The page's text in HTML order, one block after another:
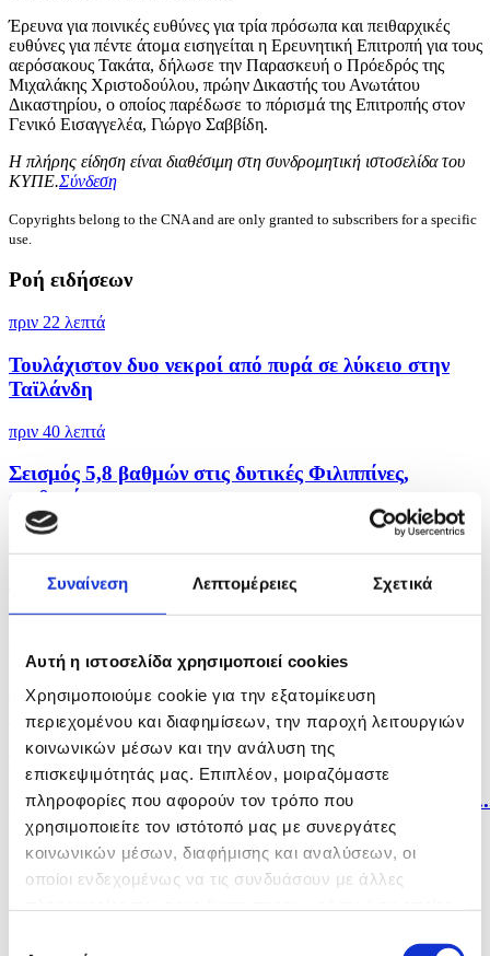
Συναίνεση Λεπτομέρειες Σχετικά
Αυτή η ιστοσελίδα χρησιμοποιεί cookies
Χρησιμοποιούμε cookie για την εξατομίκευση
περιεχομένου και διαφημίσεων, την παροχή λειτουργιών
κοινωνικών μέσων και την ανάλυση της
επισκεψιμότητάς μας. Επιπλέον, μοιραζόμαστε
πληροφορίες που αφορούν τον τρόπο που
χρησιμοποιείτε τον ιστότοπό μας με συνεργάτες
κοινωνικών μέσων, διαφήμισης και αναλύσεων, οι
οποίοι ενδεχομένως να τις συνδυάσουν με άλλες
Έρευνα για ποινικές ευθύνες για τρία πρόσωπα και πειθαρχικές
ευθύνες για πέντε άτομα εισηγείται η Ερευνητική Επιτροπή για τους
αερόσακους Τακάτα, δήλωσε την Παρασκευή ο Πρόεδρός της
Μιχαλάκης Χριστοδούλου, πρώην Δικαστής του Ανωτάτου
Δικαστηρίου, ο οποίος παρέδωσε το πόρισμά της Επιτροπής στον
Γενικό Εισαγγελέα, Γιώργο Σαββίδη.
Η πλήρης είδηση είναι διαθέσιμη στη συνδρομητική ιστοσελίδα του
ΚΥΠΕ.Σύνδεση
Copyrights belong to the CNA and are only granted to subscribers for a specific
use.
Ροή ειδήσεων
πριν 22 λεπτά
Τουλάχιστον δυο νεκροί από πυρά σε λύκειο στην
Ταϊλάνδη
πριν 40 λεπτά
Σεισμός 5,8 βαθμών στις δυτικές Φιλιππίνες,
αισθητός...
πριν μία ώρα
Δύο συλλήψεις την Πέμπτη στο πλαίσιο
Σαουδική Αραβία, Τουρκία και Πακιστάν
υπογράφουν...
πριν μία ώρα
Ο πόλεμος με το Ιράν «θα τελειώσει σύντομα» λέει